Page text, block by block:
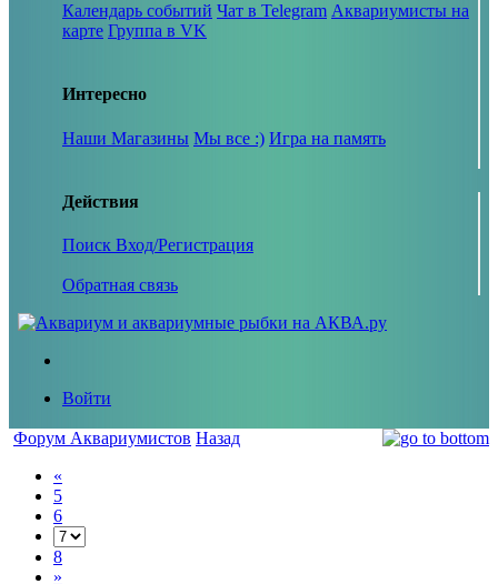
Календарь событий Чат в Telegram Аквариумисты на
карте Группа в VK
Интересно
Наши Магазины Мы все :) Игра на память
Действия
Поиск Вход/Регистрация
Обратная связь
Войти
Форум Аквариумистов Назад
«
5
6
8
»